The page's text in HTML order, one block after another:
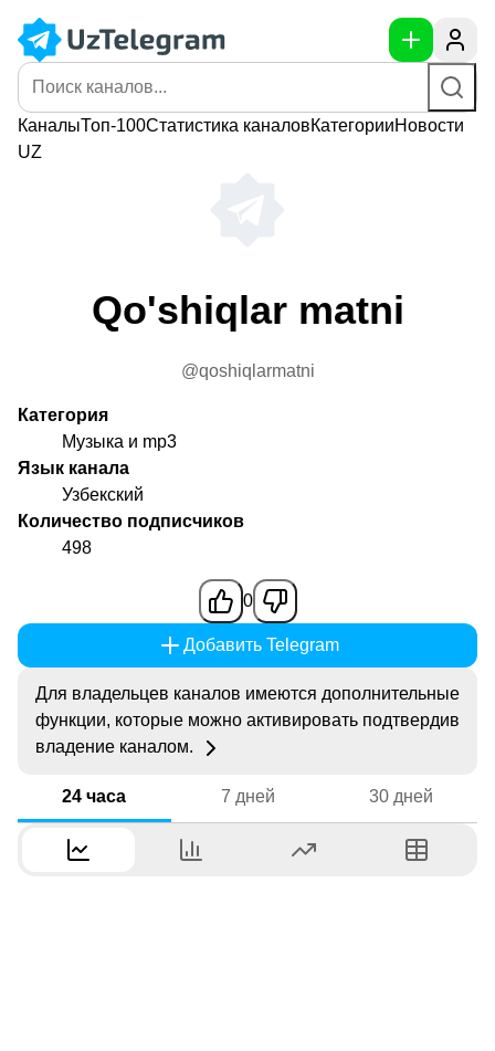
КаналыТоп-100Статистика каналовКатегорииНовости
UZ
Qo'shiqlar matni
@qoshiqlarmatni
Категория
Музыка и mp3
Язык канала
Узбекский
Количество подписчиков
498
0
Добавить Telegram
Для владельцев каналов имеются дополнительные
функции, которые можно активировать подтвердив
владение каналом.
24 часа 7 дней 30 дней